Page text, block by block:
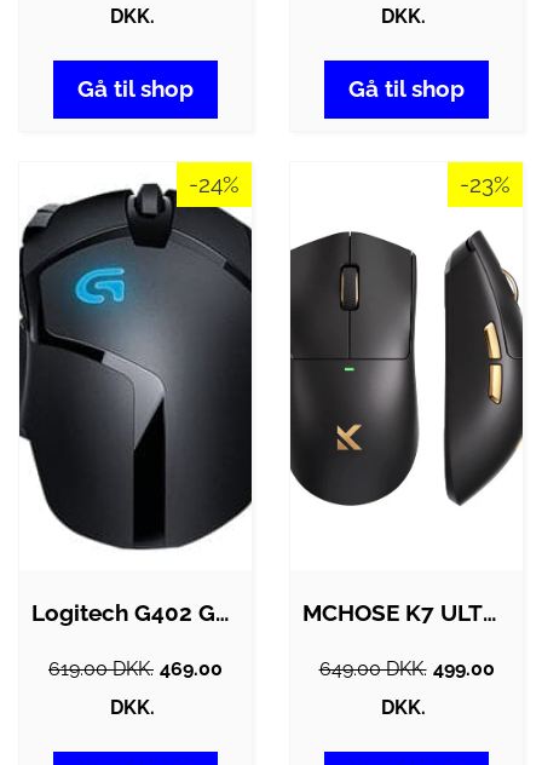
DKK.
Gå til shop
DKK.
Gå til shop
-24%
Logitech G402 Gaming Mus - GEEKD.dk
619.00 DKK. 469.00
DKK.
-23%
MCHOSE K7 ULTRA Trødløs Gaming Mus - …
649.00 DKK. 499.00
DKK.